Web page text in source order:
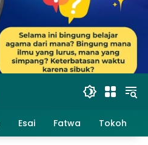
Esai Fatwa Tokoh